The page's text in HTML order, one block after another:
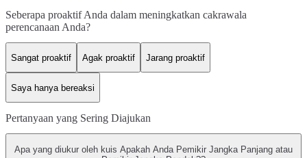
Seberapa proaktif Anda dalam meningkatkan cakrawala
perencanaan Anda?
Sangat proaktif Agak proaktif Jarang proaktif
Saya hanya bereaksi
Pertanyaan yang Sering Diajukan
Apa yang diukur oleh kuis Apakah Anda Pemikir Jangka Panjang atau